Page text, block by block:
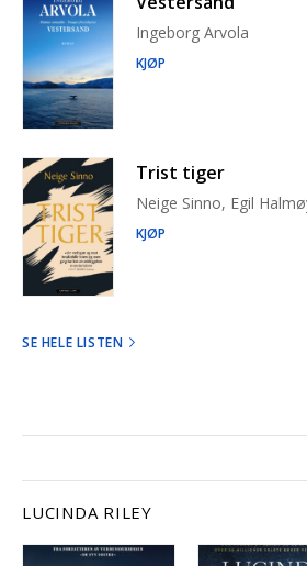
Ingeborg Arvola
KJØP
Trist tiger
Neige Sinno, Egil
KJØP
SE HELE LISTEN
LUCINDA RILEY